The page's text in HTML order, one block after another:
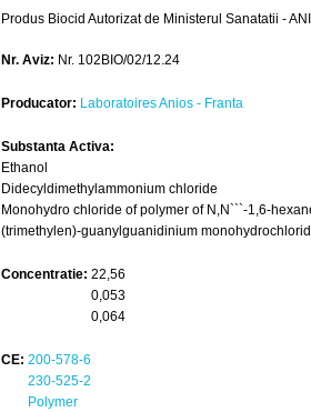
Produs Biocid Autorizat de Ministerul Sanatatii -
Nr. Aviz: Nr. 102BIO/02/12.24
Producator: Laboratoires Anios - Franta
Substanta Activa:
Ethanol
Didecyldimethylammonium chloride
Monohydro chloride of polymer of N,N```-1,6-
(trimethylen)-guanylguanidinium
Concentratie: 22,56
0,053
0,064
CE: 200-578-6
230-525-2
Polymer